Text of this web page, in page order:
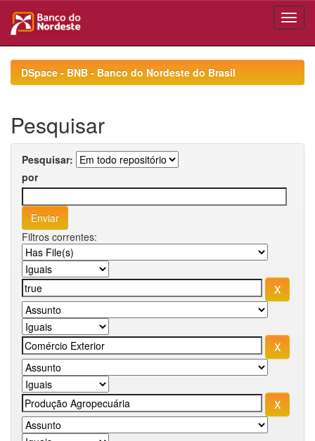
navigationDSpace - BNB - Banco do Nordeste do Brasil
Pesquisar
Pesquisar:
por
Filtros correntes: